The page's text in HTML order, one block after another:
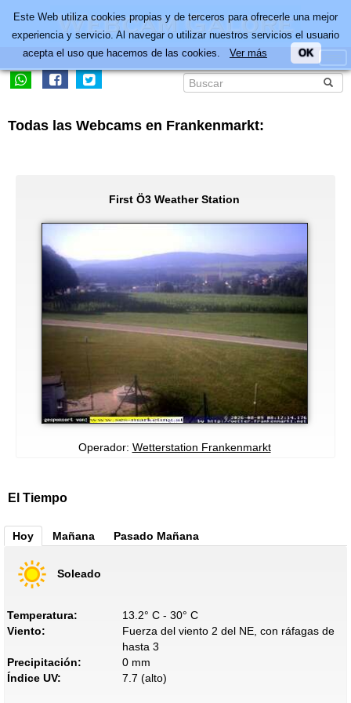
Todas las Webcams en Frankenmarkt:
First Ö3 Weather Station
Operador: Wetterstation Frankenmarkt
El Tiempo
Hoy Mañana Pasado Mañana
Soleado
Temperatura:
13.2° C - 30° C
Viento:
Fuerza del viento 2 del NE, con ráfagas de
hasta 3
Precipitación:
0 mm
Índice UV:
7.7 (alto)
Este Web utiliza cookies propias y de terceros para ofrecerle una mejor
experiencia y servicio. Al navegar o utilizar nuestros servicios el usuario
acepta el uso que hacemos de las cookies. Ver más OK